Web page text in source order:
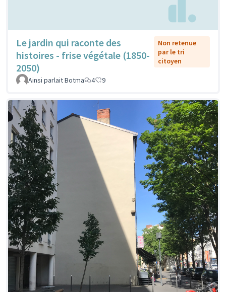
Le jardin qui raconte des
histoires - frise végétale (1850-
2050)
Non retenue
par le tri
citoyen
Ainsi parlait Botma 4 9